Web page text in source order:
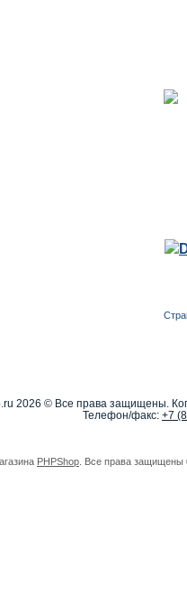
2026 © Все права защищены.
Телефон/факс: +7
PHPShop . Все права защищены